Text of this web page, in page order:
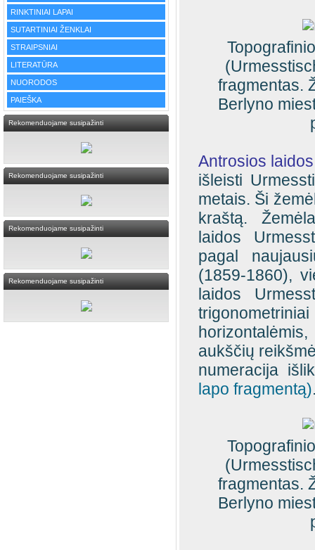
RINKTINIAI LAPAI
SUTARTINIAI ŽENKLAI
STRAIPSNIAI
LITERATŪRA
NUORODOS
PAIEŠKA
Rekomenduojame susipažinti
Rekomenduojame susipažinti
Rekomenduojame susipažinti
Rekomenduojame susipažinti
fragmentas.
Berlyno
Antrosios laidos
išleisti
metais. Ši
kraštą.
laidos
pagal
(1859-1860),
laidos
aukščių
numeracija
lapo fragmentą)
fragmentas.
Berlyno